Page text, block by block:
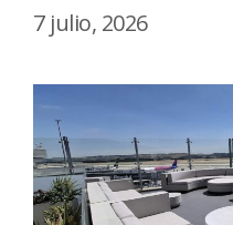
7 julio, 2026